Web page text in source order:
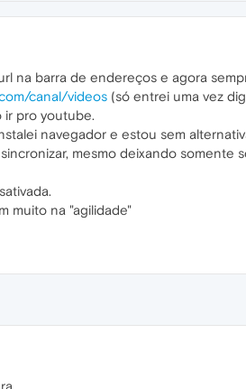
na barra de endereços e agora
canal/videos (só entrei uma vez
pro youtube.
navegador e estou sem
mesmo deixando somente
muito na "agilidade"